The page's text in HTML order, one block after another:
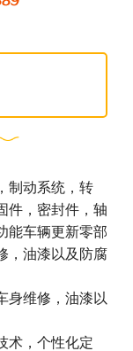
制动系统，转
件，密封件，轴
能车辆更新零部
，油漆以及防腐
身维修，油漆以
术，个性化定